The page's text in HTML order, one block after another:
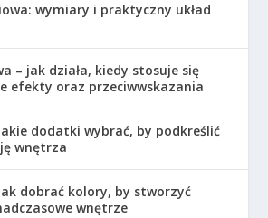
wymiary i praktyczny układ
– jak działa, kiedy stosuje się
efekty oraz przeciwwskazania
dodatki wybrać, by podkreślić
wnętrza
dobrać kolory, by stworzyć
wnętrze